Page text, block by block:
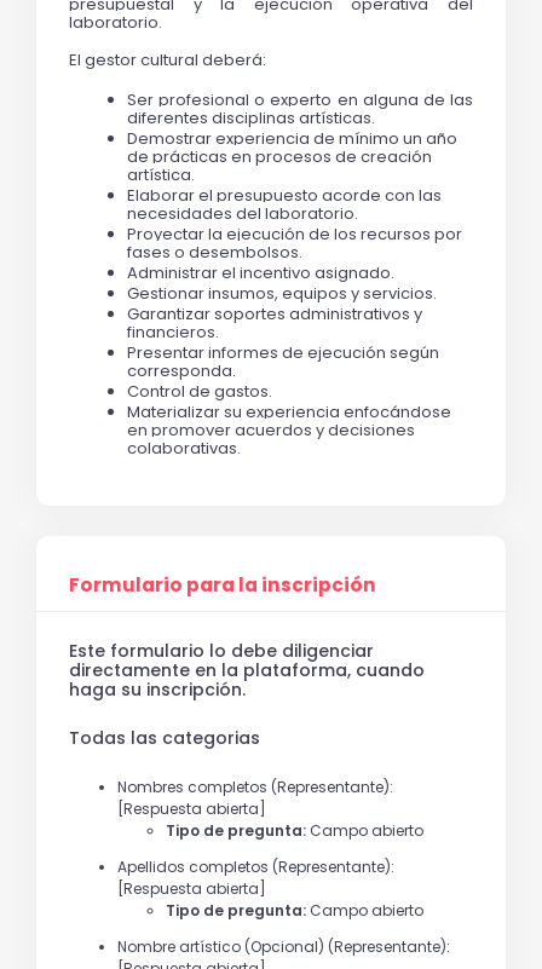
laboratorio.
El gestor cultural deberá:
Ser profesional o experto en alguna de las
diferentes disciplinas artísticas.
Demostrar experiencia de mínimo un año
de prácticas en procesos de creación
artística.
Elaborar el presupuesto acorde con las
necesidades del laboratorio.
Proyectar la ejecución de los recursos por
fases o desembolsos.
Administrar el incentivo asignado.
Gestionar insumos, equipos y servicios.
Garantizar soportes administrativos y
financieros.
Presentar informes de ejecución según
corresponda.
Control de gastos.
Materializar su experiencia enfocándose
en promover acuerdos y decisiones
colaborativas.
Formulario para la inscripción
Este formulario lo debe diligenciar
directamente en la plataforma, cuando
haga su inscripción.
Todas las categorias
Nombres completos (Representante):
[Respuesta abierta]
Tipo de pregunta: Campo abierto
Apellidos completos (Representante):
[Respuesta abierta]
Tipo de pregunta: Campo abierto
Nombre artístico (Opcional) (Representante):